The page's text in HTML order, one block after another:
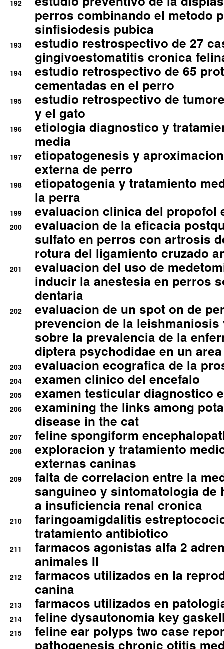
192
perros combinando el metodo
sinfisiodesis pubica
193
estudio restrospectivo de 27
gingivoestomatitis cronica
194
estudio retrospectivo de 65
cementadas en el perro
195
estudio retrospectivo de
y el gato
196
etiologia diagnostico y
media
197
etiopatogenesis y
externa de perro
198
etiopatogenia y tratamiento
la perra
199 evaluacion clinica del propofol
200
evaluacion de la eficacia
sulfato en perros con artrosis
rotura del ligamiento cruzado
201
evaluacion del uso de
inducir la anestesia en perros
dentaria
202
evaluacion de un spot on de
prevencion de la
sobre la prevalencia de la
diptera psychodidae en un
203 evaluacion ecografica de la
204 examen clinico del encefalo
205 examen testicular diagnostico
206
examining the links among
disease in the cat
207 feline spongiform
208
exploracion y tratamiento
externas caninas
209
falta de correlacion entre la
sanguineo y sintomatologia de
a insuficiencia renal cronica
210
faringoamigdalitis
tratamiento antibiotico
211
farmacos agonistas alfa 2
animales II
212
farmacos utilizados en la
canina
213 farmacos utilizados en
214 feline dysautonomia key
215
feline ear polyps two case
pathogenesis chronic otitis